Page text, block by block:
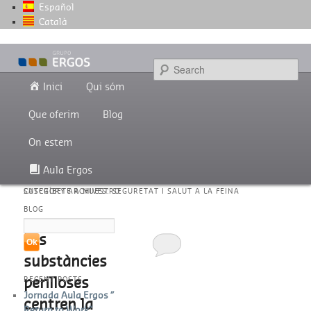
Español
Català
Grupo de empresas centradas en la salud, seguridad y bienestar en el
trabajo.
Main menu
Skip to primary content
Skip to secondary content
Inici Qui sóm
Que oferim Blog
On estem
Aula Ergos
CATEGORY ARCHIVES:SEGURETAT I SALUT A LA FEINA
Les
substàncies
perilloses
centren la
SUSCRÍBETE A NUESTRO
BLOG
RECENT POSTS
Jornada Aula Ergos ”